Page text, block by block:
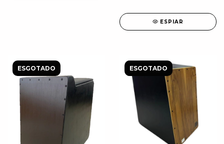
ESPIAR
ESGOTADO ESGOTADO